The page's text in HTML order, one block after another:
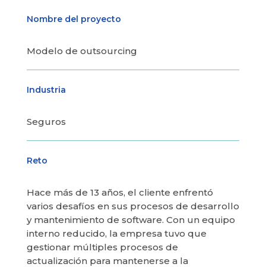
Nombre del proyecto
Modelo de outsourcing
Industria
Seguros
Reto
Hace más de 13 años, el cliente enfrentó
varios desafíos en sus procesos de desarrollo
y mantenimiento de software. Con un equipo
interno reducido, la empresa tuvo que
gestionar múltiples procesos de
actualización para mantenerse a la